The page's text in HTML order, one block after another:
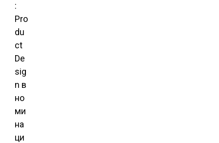
:
Pro
du
ct
De
sig
n в
но
ми
на
ци